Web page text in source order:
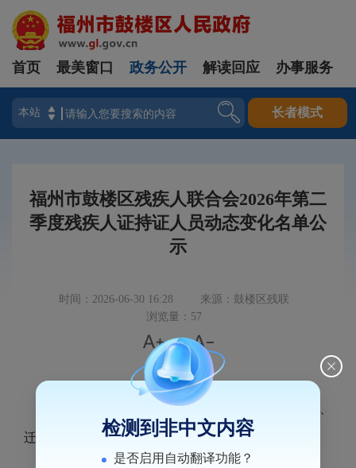
登录
首页 最美窗口 政务公开 解读回应 办事服务
长者模式
福州市鼓楼区残疾人联合会2026年第二
季度残疾人证持证人员动态变化名单公
示
时间：2026-06-30 16:28
来源：鼓楼区残联
浏览量：57
 | 
现将我会2026年第二季度残疾人证持证人员注销、
迁出、过期、冻结动态变化名单进行公示，详见附件。
检测到非中文内容
是否启用自动翻译功能？